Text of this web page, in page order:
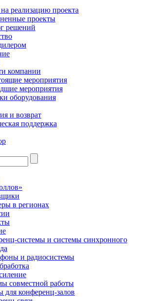
на реализацию проекта
проекты
решений
компании
мероприятия
мероприятия
оборудования
и возврат
поддержка
в регионах
системы и системы синхронного
и радиосистемы
совместной работы
для конференц-залов